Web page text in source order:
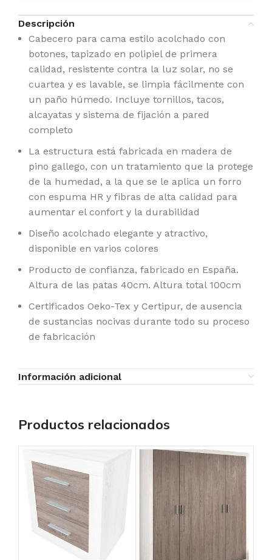
Descripción
Cabecero para cama estilo acolchado con
botones, tapizado en polipiel de primera
calidad, resistente contra la luz solar, no se
cuartea y es lavable, se limpia fácilmente con
un paño húmedo. Incluye tornillos, tacos,
alcayatas y sistema de fijación a pared
completo
La estructura está fabricada en madera de
pino gallego, con un tratamiento que la protege
de la humedad, a la que se le aplica un forro
con espuma HR y fibras de alta calidad para
aumentar el confort y la durabilidad
Diseño acolchado elegante y atractivo,
disponible en varios colores
Producto de confianza, fabricado en España.
Altura de las patas 40cm. Altura total 100cm
Certificados Oeko-Tex y Certipur, de ausencia
de sustancias nocivas durante todo su proceso
de fabricación
Información adicional
Productos relacionados